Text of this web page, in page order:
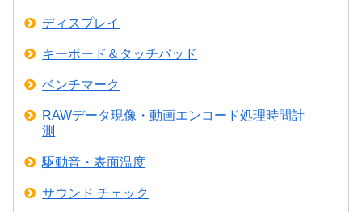
ディスプレイ
キーボード＆タッチパッド
ベンチマーク
RAWデータ現像・動画エンコード処理時間計
測
駆動音・表面温度
サウンド チェック